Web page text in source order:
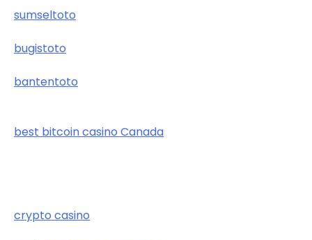
sumseltoto
bugistoto
bantentoto
best bitcoin casino Canada
crypto casino